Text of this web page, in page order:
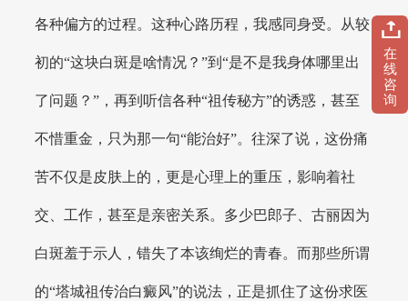
各种偏方的过程。这种心路历程，我感同身受。从较
初的“这块白斑是啥情况？”到“是不是我身体哪里出
了问题？”，再到听信各种“祖传秘方”的诱惑，甚至
不惜重金，只为那一句“能治好”。往深了说，这份痛
苦不仅是皮肤上的，更是心理上的重压，影响着社
交、工作，甚至是亲密关系。多少巴郎子、古丽因为
白斑羞于示人，错失了本该绚烂的青春。而那些所谓
的“塔城祖传治白癜风”的说法，正是抓住了这份求医
在
线
咨
询